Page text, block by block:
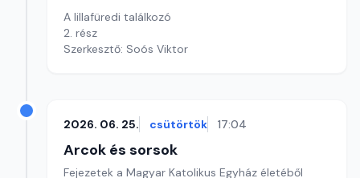
A lillafüredi találkozó
2. rész
Szerkesztő: Soós Viktor
2026. 06. 25. csütörtök 17:04
Arcok és sorsok
Fejezetek a Magyar Katolikus Egyház életéből